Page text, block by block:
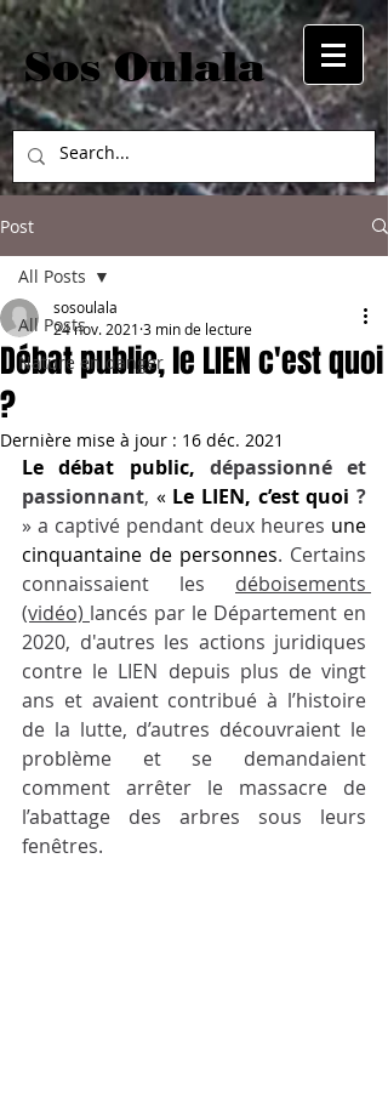
Sos Oulala
Post
All Posts
Nature en danger
All Posts
Débat public, le LIEN c'est quoi
?
sosoulala
24 nov. 2021 3 min de lecture
Dernière mise à jour : 16 déc. 2021
Le débat public, dépassionné et
passionnant, « Le LIEN, c’est quoi
» a captivé pendant deux heures une
cinquantaine de personnes. Certains
connaissaient les
(vidéo) lancés par le Département en
2020, d'autres les actions juridiques
contre le LIEN depuis plus de vingt
ans et avaient contribué à l’histoire
de la lutte, d’autres découvraient le
problème et se demandaient
comment arrêter le massacre de
l’abattage des arbres sous leurs
fenêtres.